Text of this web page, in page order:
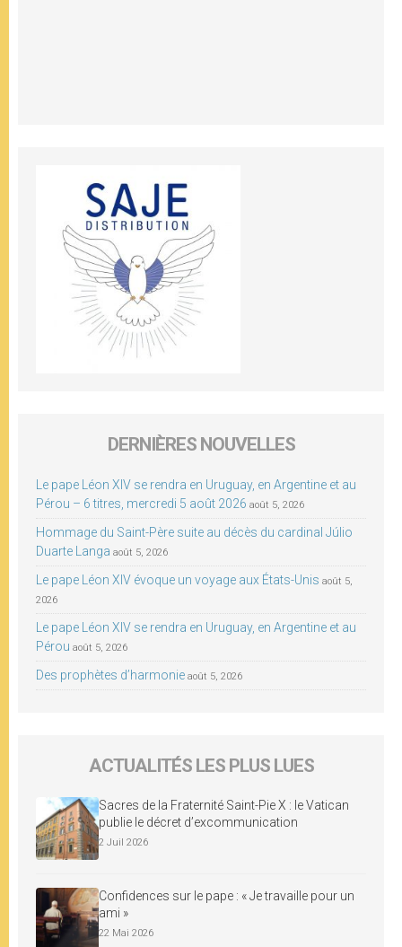
DERNIÈRES NOUVELLES
Le pape Léon XIV se rendra en Uruguay, en Argentine et au
Pérou – 6 titres, mercredi 5 août 2026 août 5, 2026
Hommage du Saint-Père suite au décès du cardinal Júlio
Duarte Langa août 5, 2026
Le pape Léon XIV évoque un voyage aux États-Unis août 5,
2026
Le pape Léon XIV se rendra en Uruguay, en Argentine et au
Pérou août 5, 2026
Des prophètes d’harmonie août 5, 2026
ACTUALITÉS LES PLUS LUES
Sacres de la Fraternité Saint-Pie X : le Vatican
publie le décret d’excommunication
2 Juil 2026
Confidences sur le pape : « Je travaille pour un
ami »
22 Mai 2026